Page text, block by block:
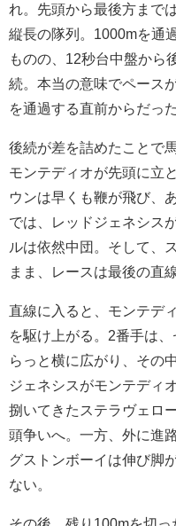
れ。先頭から最後方まで
縦長の隊列。1000mを通
ものの、12秒台中盤から
続。本当の意味でペース
を通過する直前からだった
後続が差を詰めたことで
モンテディオが先頭に立
ウンは早くも鞭が飛び、
では、レッドジェネシス
ルは依然中団。そして、
まま、レースは最後の直
直線に入ると、モンテデ
を駆け上がる。2番手は
らっと横に広がり、その
ジェネシスがモンテディ
捌いてきたステラヴェロ
頭争いへ。一方、外に進
グストンボーイは伸び脚
ない。
その後、残り100mを切っ